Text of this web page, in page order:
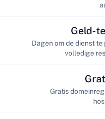
Geld-
Dagen om de dienst
volledige
Gratis